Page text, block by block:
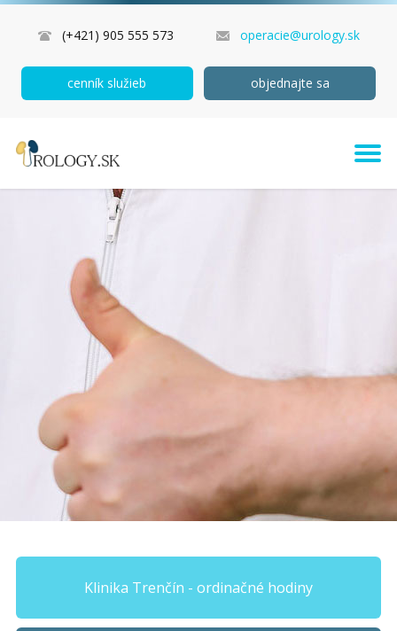
(+421) 905 555 573 operacie@urology.sk
cenník služieb objednajte sa
Klinika Trenčín - ordinačné hodiny